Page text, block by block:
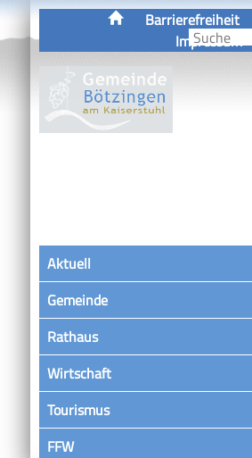
Barrierefreiheit
Impressum
Aktuell
Gemeinde
Rathaus
Wirtschaft
Tourismus
FFW